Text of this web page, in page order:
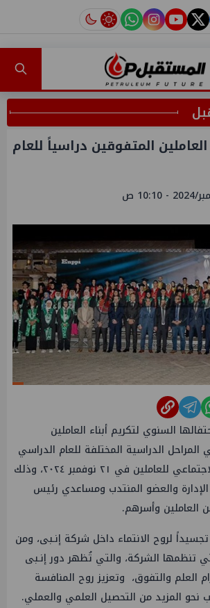
twitter
youtube
instagram
tiktok
المتفوقين دراسياً للعام
السنوي لتكريم أبناء العاملين
المراحل الدراسية المختلفة للعام الدراسي
بالمقر الاجتماعي للعاملين في ٢١ نوفمبر ٢٠٢٤، وذلك
والعضو المنتدب ومساعدي رئيس
العاملين وأسرهم.
لروح الانتماء داخل شركة إنـبى، ومن
تنظمها الشركة، والتي تُظهر دور إنـبى
العلم والتفوق، وتعزيز روح المنافسة
نحو المزيد من التحصيل العلمي والعملي.